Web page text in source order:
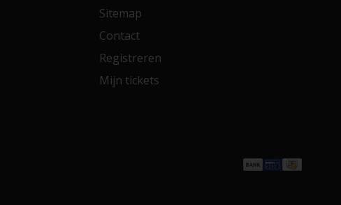
Sitemap
Contact
Registreren
Mijn tickets